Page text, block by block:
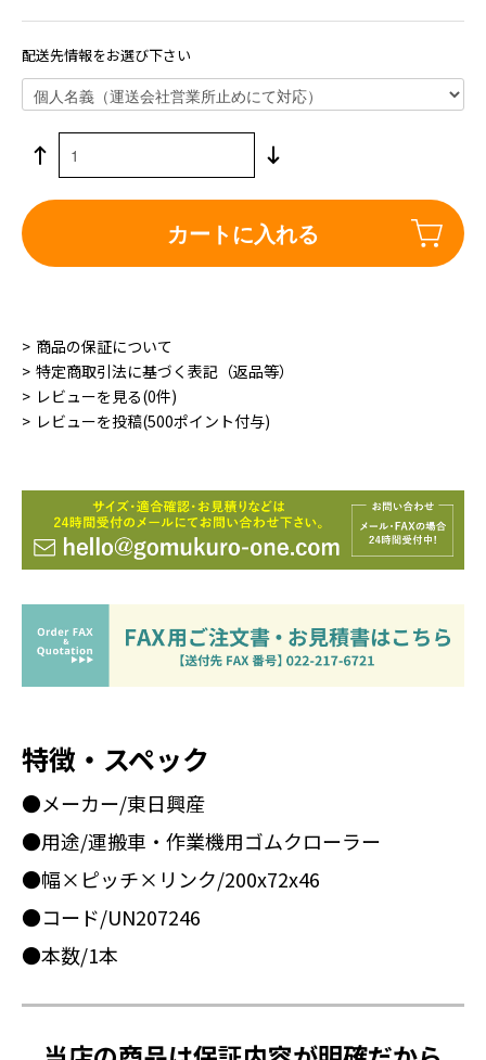
配送先情報をお選び下さい
カートに入れる
商品の保証について
特定商取引法に基づく表記（返品等）
レビューを見る(0件)
レビューを投稿(500ポイント付与)
特徴・スペック
●メーカー/東日興産
●用途/運搬車・作業機用ゴムクローラー
●幅×ピッチ×リンク/200x72x46
●コード/UN207246
●本数/1本